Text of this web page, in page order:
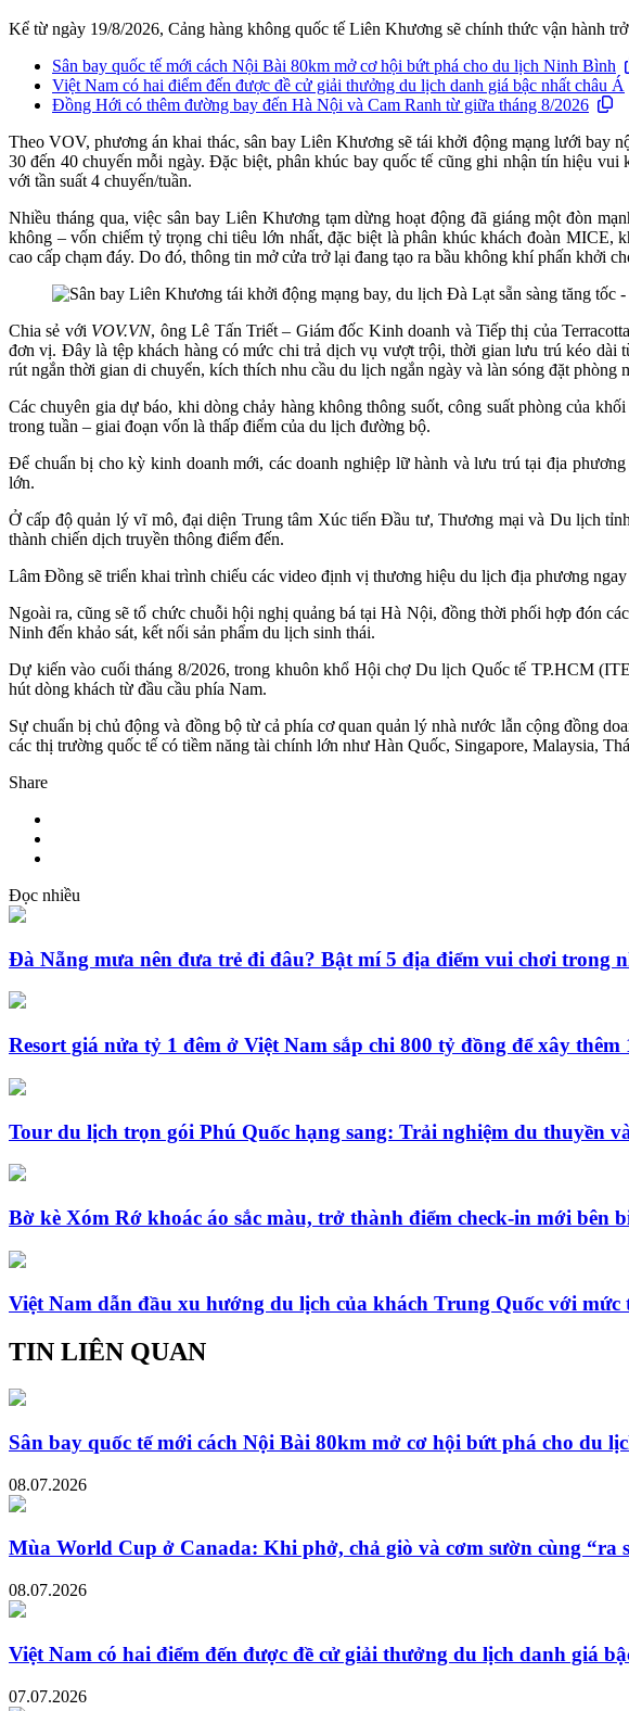
Kể từ ngày 19/8/2026, Cảng hàng không quốc tế Liên Khương sẽ chính thức vận hành
Sân bay quốc tế mới cách Nội Bài 80km mở cơ hội bứt phá cho du lịch Ninh Bình
Việt Nam có hai điểm đến được đề cử giải thưởng du lịch danh giá bậc nhất châu Á
Đồng Hới có thêm đường bay đến Hà Nội và Cam Ranh từ giữa tháng 8/2026
Theo VOV, phương án khai thác, sân bay Liên Khương sẽ tái khởi động mạng lưới
30 đến 40 chuyến mỗi ngày. Đặc biệt, phân khúc bay quốc tế cũng ghi nhận tín hiệu
với tần suất 4 chuyến/tuần.
Nhiều tháng qua, việc sân bay Liên Khương tạm dừng hoạt động đã giáng một đòn
không – vốn chiếm tỷ trọng chi tiêu lớn nhất, đặc biệt là phân khúc khách đoàn MICE,
cao cấp chạm đáy. Do đó, thông tin mở cửa trở lại đang tạo ra bầu không khí phấn khởi
Chia sẻ với VOV.VN, ông Lê Tấn Triết – Giám đốc Kinh doanh và Tiếp thị của
đơn vị. Đây là tệp khách hàng có mức chi trả dịch vụ vượt trội, thời gian lưu trú kéo
rút ngắn thời gian di chuyển, kích thích nhu cầu du lịch ngắn ngày và làn sóng đặt phòng
Các chuyên gia dự báo, khi dòng chảy hàng không thông suốt, công suất phòng của
trong tuần – giai đoạn vốn là thấp điểm của du lịch đường bộ.
Để chuẩn bị cho kỳ kinh doanh mới, các doanh nghiệp lữ hành và lưu trú tại địa
lớn.
Ở cấp độ quản lý vĩ mô, đại diện Trung tâm Xúc tiến Đầu tư, Thương mại và Du lịch
thành chiến dịch truyền thông điểm đến.
Lâm Đồng sẽ triển khai trình chiếu các video định vị thương hiệu du lịch địa phương
Ngoài ra, cũng sẽ tổ chức chuỗi hội nghị quảng bá tại Hà Nội, đồng thời phối hợp đón
Ninh đến khảo sát, kết nối sản phẩm du lịch sinh thái.
Dự kiến vào cuối tháng 8/2026, trong khuôn khổ Hội chợ Du lịch Quốc tế TP.HCM
hút dòng khách từ đầu cầu phía Nam.
Sự chuẩn bị chủ động và đồng bộ từ cả phía cơ quan quản lý nhà nước lẫn cộng đồng
các thị trường quốc tế có tiềm năng tài chính lớn như Hàn Quốc, Singapore, Malaysia,
Share
Đọc nhiều
Đà Nẵng mưa nên đưa trẻ đi đâu? Bật mí 5 địa điểm vui chơi trong
Resort giá nửa tỷ 1 đêm ở Việt Nam sắp chi 800 tỷ đồng để xây
Tour du lịch trọn gói Phú Quốc hạng sang: Trải nghiệm du thuyền
Bờ kè Xóm Rớ khoác áo sắc màu, trở thành điểm check-in mới bên
Việt Nam dẫn đầu xu hướng du lịch của khách Trung Quốc với mức
TIN LIÊN QUAN
Sân bay quốc tế mới cách Nội Bài 80km mở cơ hội bứt phá cho du
08.07.2026
Mùa World Cup ở Canada: Khi phở, chả giò và cơm sườn cùng “ra
08.07.2026
Việt Nam có hai điểm đến được đề cử giải thưởng du lịch danh giá
07.07.2026